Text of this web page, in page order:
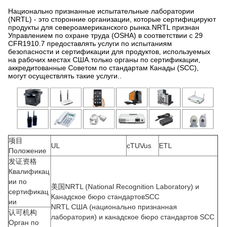
Национально признанные испытательные лаборатории
(NRTL) - это сторонние организации, которые сертифицируют
продукты для североамериканского рынка.NRTL признан
Управлением по охране труда (OSHA) в соответствии с 29
CFR1910.7 предоставлять услуги по испытаниям
безопасности и сертификации для продуктов, используемых
на рабочих местах США.только органы по сертификации,
аккредитованные Советом по стандартам Канады (SCC),
могут осуществлять такие услуги..
项目
Положение
UL cTUVus
ETL
发证资格
Квалификац
ии по
сертификац
ии
美国NRTL (National Recognition Laboratory) и
Канадское бюро стандартовSCC
NRTL США (национально признанная
лаборатория) и канадское бюро стандартов SCC
认可机构
Орган по